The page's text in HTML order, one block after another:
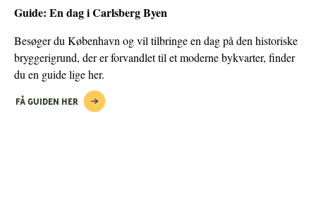
Guide: En dag i Carlsberg Byen
Besøger du København og vil tilbringe en dag på den historiske
bryggerigrund, der er forvandlet til et moderne bykvarter, finder
du en guide lige her.
FÅ GUIDEN HER